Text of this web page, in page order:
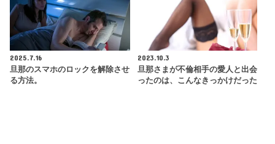
2025.7.16
旦那のスマホのロックを解除させ
る方法。
2023.10.3
旦那さまが不倫相手の愛人と出会
ったのは、こんなきっかけだった